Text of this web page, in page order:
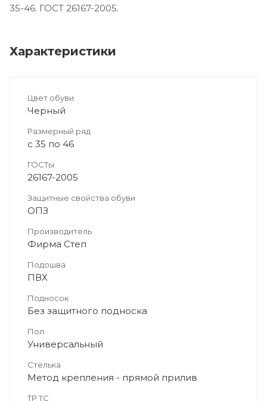
35-46. ГОСТ 26167-2005.
Характеристики
Цвет обуви
Черный
Размерный ряд
с 35 по 46
ГОСТы
26167-2005
Защитные свойства обуви
ОПЗ
Производитель
Фирма Степ
Подошва
ПВХ
Подносок
Без защитного подноска
Пол
Универсальный
Стелька
Метод крепления - прямой прилив
ТР ТС